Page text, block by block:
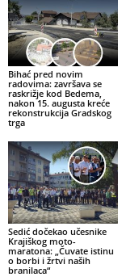
Bihać pred novim
radovima: završava se
raskrižje kod Bedema,
nakon 15. augusta kreće
rekonstrukcija Gradskog
trga
Sedić dočekao učesnike
Krajiškog moto-
maratona: „Čuvate istinu
o borbi i žrtvi naših
branilaca“